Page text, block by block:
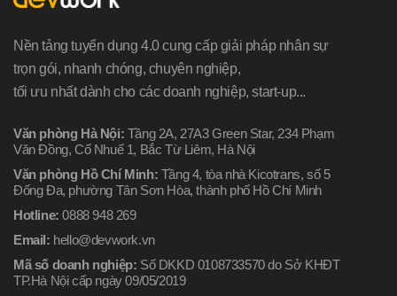
Nền tảng tuyển dụng 4.0 cung cấp giải pháp nhân sự
trọn gói, nhanh chóng, chuyên nghiệp,
tối ưu nhất dành cho các doanh nghiệp, start-up...
Văn phòng Hà Nội: Tầng 2A, 27A3 Green Star, 234 Phạm
Văn Đồng, Cổ Nhuế 1, Bắc Từ Liêm, Hà Nội
Văn phòng Hồ Chí Minh: Tầng 4, tòa nhà Kicotrans, số 5
Đống Đa, phường Tân Sơn Hòa, thành phố Hồ Chí Minh
Hotline: 0888 948 269
Email: hello@devwork.vn
Mã số doanh nghiệp: Số DKKD 0108733570 do Sở KHĐT
TP.Hà Nội cấp ngày 09/05/2019